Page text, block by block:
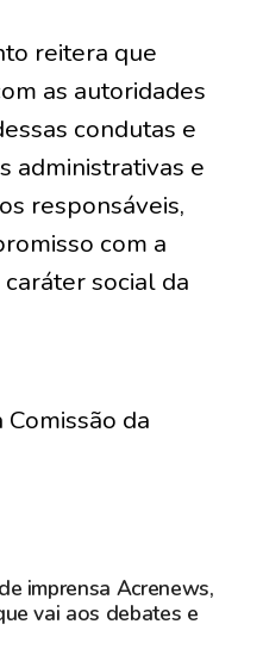
reitera que
as autoridades
condutas e
administrativas e
responsáveis,
com a
social da
da
imprensa Acrenews,
vai aos debates e